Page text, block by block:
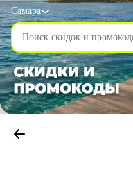
Самара